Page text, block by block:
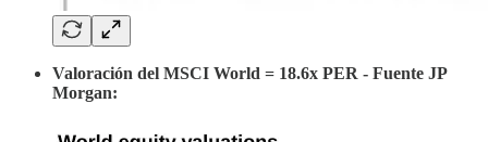
Valoración del MSCI World = 18.6x PER - Fuente JP
Morgan: